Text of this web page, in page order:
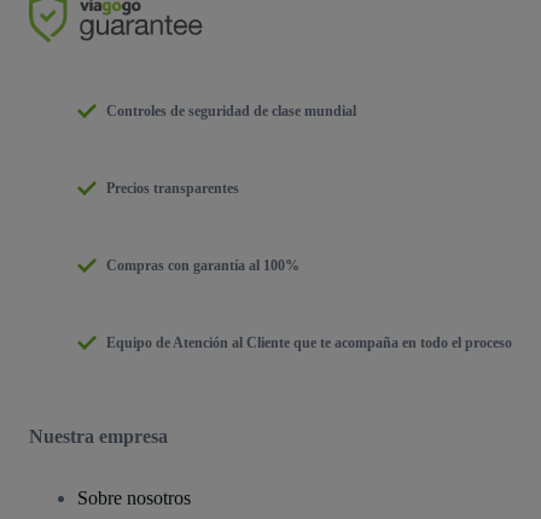
Controles de seguridad de clase mundial
Precios transparentes
Compras con garantía al 100%
Equipo de Atención al Cliente que te acompaña en todo el proceso
Nuestra empresa
Sobre nosotros